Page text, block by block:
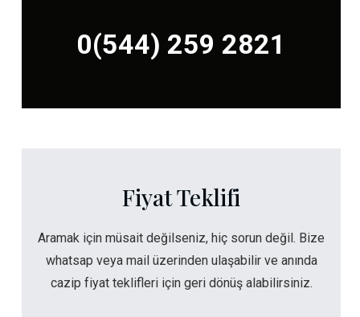
0(544) 259 2821
Fiyat Teklifi
Aramak için müsait değilseniz, hiç sorun değil. Bize
whatsap veya mail üzerinden ulaşabilir ve anında
cazip fiyat teklifleri için geri dönüş alabilirsiniz.